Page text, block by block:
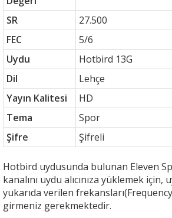
SR
27.500
FEC
5/6
Uydu
Hotbird 13G
Dil
Lehçe
Yayın Kalitesi
HD
Tema
Spor
Şifre
Şifreli
Hotbird uydusunda bulunan Eleven
kanalını uydu alıcınıza yüklemek için,
yukarıda verilen
girmeniz gerekmektedir.